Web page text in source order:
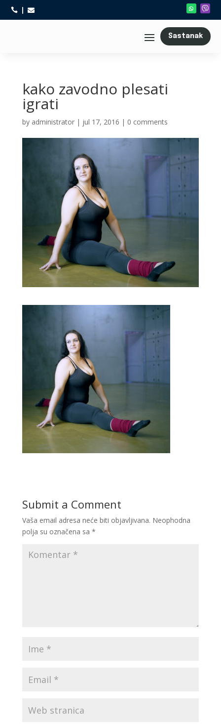
 
Sastanak
kako zavodno plesati
igrati
by administrator| jul 17, 2016 | 0 comments
Submit a Comment
Vaša email adresa neće biti objavljivana. Neophodna
polja su označena sa *